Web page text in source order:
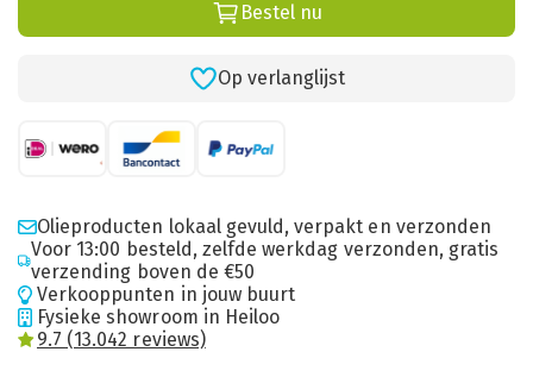
Bestel nu
Op verlanglijst
Olieproducten lokaal gevuld, verpakt en verzonden
Voor 13:00 besteld, zelfde werkdag verzonden, gratis
verzending boven de €50
Verkooppunten in jouw buurt
Fysieke showroom in Heiloo
9.7 (13.042 reviews)